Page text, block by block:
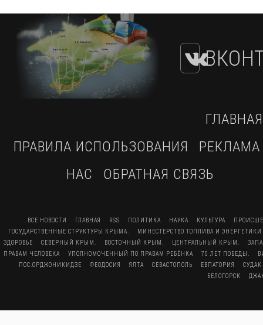
ГЛАВНАЯ
ПРАВИЛА ИСПОЛЬЗОВАНИЯ
РЕКЛАМА
НАС
ОБРАТНАЯ СВЯЗЬ
ВСЕ НОВОСТИ ГЛАВНАЯ RSS ПОЛИТИКА НАУКА КУЛЬТУРА
ГОСУДАРСТВЕННЫЕ СТРУКТУРЫ КРЫМА.
МИНЕСТЕРСТВО ТОПЛИВА И
ЗДОРОВЬЕ
СЕВЕРНЫЙ КРЫМ. ВОСТОЧНЫЙ КРЫМ. ЦЕНТРАЛЬНЫЙ КРЫМ.
ПРАВАМ ЧЕЛОВЕКА
УПОЛНОМОЧЕННЫЙ ПО ПРАВАМ РЕБЁНКА 70 ЛЕТ ПОБЕДЫ.
ПОС.ОРДЖОНИКИДЗЕ
ФЕОДОСИЯ ЯЛТА СЕВАСТОПОЛЬ ЕВПАТОРИЯ
СУДАК
БЕЛОГОРСК